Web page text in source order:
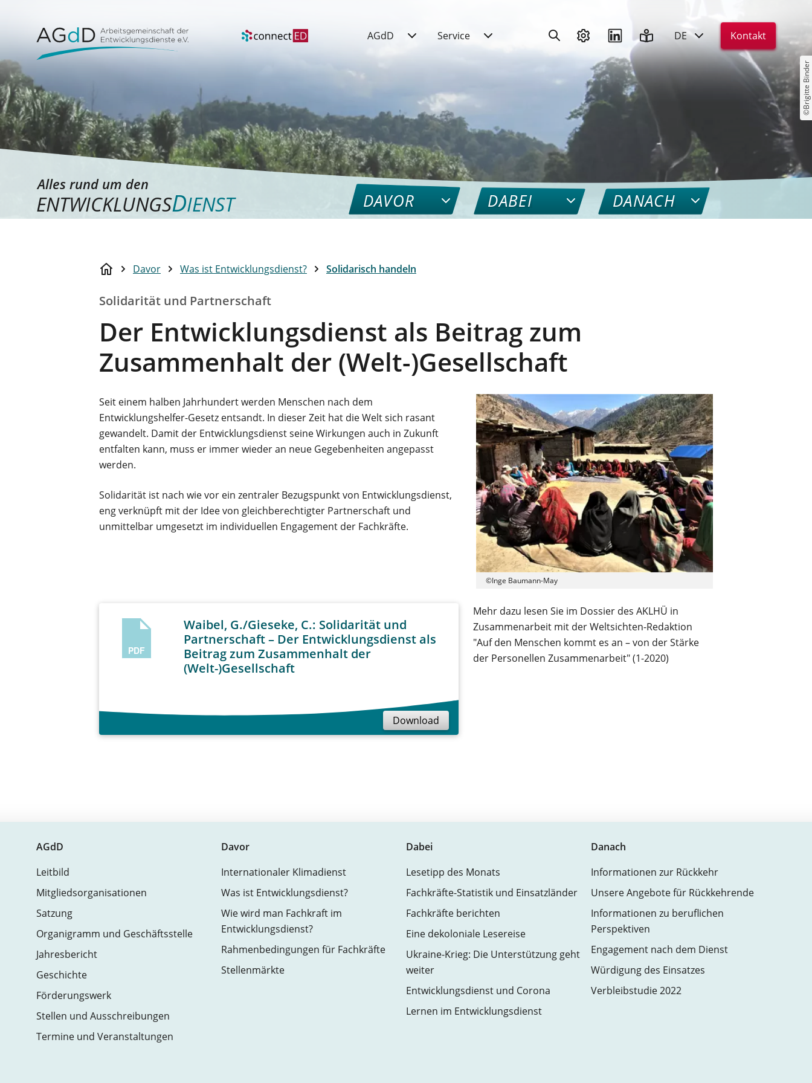
AGdD Service DE Kontakt
©Brigitte Binder
Alles rund um den
ENTWICKLUNGSDIENST DAVOR DABEI DANACH
Davor Was ist Entwicklungsdienst? Solidarisch handeln
Solidarität und Partnerschaft
Der Entwicklungsdienst als Beitrag zum
Zusammenhalt der (Welt-)Gesellschaft
©Inge Baumann-May
Seit einem halben Jahrhundert werden Menschen nach dem
Entwicklungshelfer-Gesetz entsandt. In dieser Zeit hat die Welt sich rasant
gewandelt. Damit der Entwicklungsdienst seine Wirkungen auch in Zukunft
entfalten kann, muss er immer wieder an neue Gegebenheiten angepasst
werden.
Solidarität ist nach wie vor ein zentraler Bezugspunkt von Entwicklungsdienst,
eng verknüpft mit der Idee von gleichberechtigter Partnerschaft und
unmittelbar umgesetzt im individuellen Engagement der Fachkräfte.
PDF
Waibel, G./Gieseke, C.: Solidarität und
Partnerschaft – Der Entwicklungsdienst als
Beitrag zum Zusammenhalt der
(Welt-)Gesellschaft
Download
Mehr dazu lesen Sie im Dossier des AKLHÜ in
Zusammenarbeit mit der Weltsichten-Redaktion
"Auf den Menschen kommt es an – von der Stärke
der Personellen Zusammenarbeit" (1-2020)
AGdD
Leitbild
Mitgliedsorganisationen
Satzung
Organigramm und Geschäftsstelle
Jahresbericht
Geschichte
Förderungswerk
Stellen und Ausschreibungen
Termine und Veranstaltungen
Davor
Internationaler Klimadienst
Was ist Entwicklungsdienst?
Wie wird man Fachkraft im
Entwicklungsdienst?
Rahmenbedingungen für Fachkräfte
Stellenmärkte
Dabei
Lesetipp des Monats
Fachkräfte-Statistik und Einsatzländer
Fachkräfte berichten
Eine dekoloniale Lesereise
Ukraine-Krieg: Die Unterstützung geht
weiter
Entwicklungsdienst und Corona
Lernen im Entwicklungsdienst
Danach
Informationen zur Rückkehr
Unsere Angebote für Rückkehrende
Informationen zu beruflichen
Perspektiven
Engagement nach dem Dienst
Würdigung des Einsatzes
Verbleibstudie 2022